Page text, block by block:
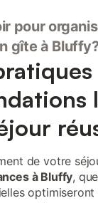
pour
gîte à
de votre
à Bluffy,